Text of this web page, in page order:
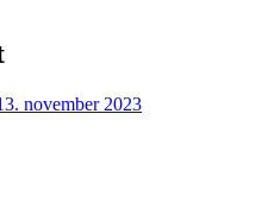
november 2023